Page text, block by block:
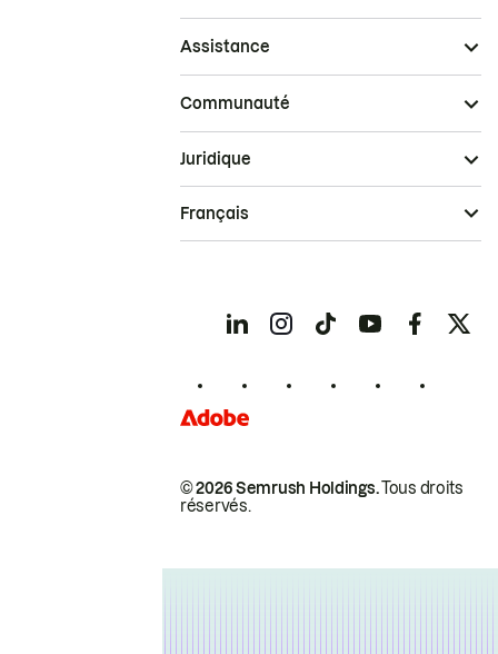
Assistance
Communauté
© 2026 Semrush Holdings.Tous droits
réservés.
Juridique
Français